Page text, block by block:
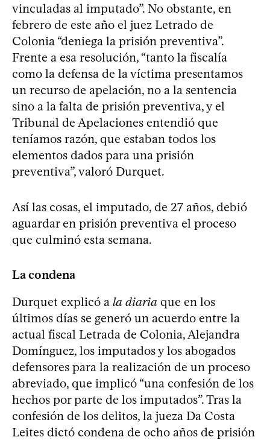
vinculadas al imputado”. No obstante, en
febrero de este año el juez Letrado de
Colonia “deniega la prisión preventiva”.
Frente a esa resolución, “tanto la fiscalía
como la defensa de la víctima presentamos
un recurso de apelación, no a la sentencia
sino a la falta de prisión preventiva, y el
Tribunal de Apelaciones entendió que
teníamos razón, que estaban todos los
elementos dados para una prisión
preventiva”, valoró Durquet.
Así las cosas, el imputado, de 27 años, debió
aguardar en prisión preventiva el proceso
que culminó esta semana.
La condena
Durquet explicó a la diaria que en los
últimos días se generó un acuerdo entre la
actual fiscal Letrada de Colonia, Alejandra
Domínguez, los imputados y los abogados
defensores para la realización de un proceso
abreviado, que implicó “una confesión de los
hechos por parte de los imputados”. Tras la
confesión de los delitos, la jueza Da Costa
Leites dictó condena de ocho años de prisión